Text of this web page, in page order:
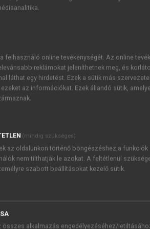
JELSZÓ
Kérek értesítést a MeRSZ
Kérek értesítést az
felhasználó online tevékenységét. Az online
reklámokat jeleníthetnek meg, és
láthat egy hirdetést. Ezek a sütik más
az információkat. Ezek állandó sütik,
(mindig szükséges)
az oldalunkon történő böngészéshez,a funkciók
nem tilthatják le azokat. A feltétlenül
szabott beállításokat kezelő sütik.
összes alkalmazás engedélyezéséhez/